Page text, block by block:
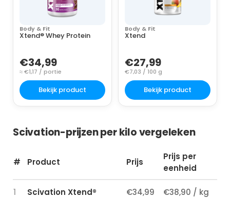
Body & Fit
Xtend® Whey Protein
€34,99
≈ €1,17 / portie
Bekijk product
Body & Fit
Xtend
€27,99
€7,03 / 100 g
Bekijk product
Scivation-prijzen per kilo vergeleken
# Product Prijs
Prijs per
eenheid
1
Scivation Xtend®
€34,99 €38,90 / kg